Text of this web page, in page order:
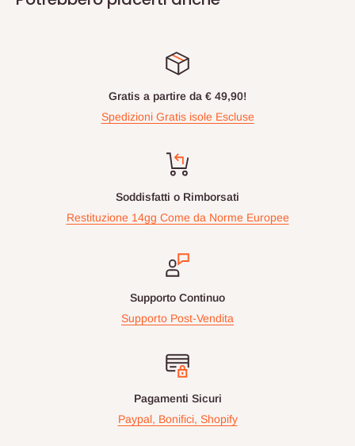
Gratis a partire da € 49,90!
Spedizioni Gratis isole Escluse
Soddisfatti o Rimborsati
Restituzione 14gg Come da Norme Europee
Supporto Continuo
Supporto Post-Vendita
Pagamenti Sicuri
Paypal, Bonifici, Shopify